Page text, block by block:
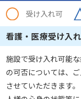
受け入れ可
看護・医療受け入
施設で受け入れ可能
の可否については、
させていただきます